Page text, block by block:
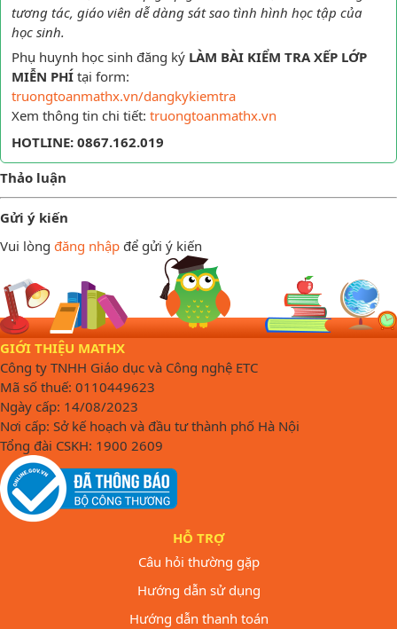
tương tác, giáo viên dễ dàng sát sao tình hình học tập của
học sinh.
Phụ huynh học sinh đăng ký LÀM BÀI KIỂM TRA XẾP LỚP
MIỄN PHÍ tại form:
truongtoanmathx.vn/dangkykiemtra
Xem thông tin chi tiết: truongtoanmathx.vn
HOTLINE: 0867.162.019
Thảo luận
Gửi ý kiến
Vui lòng đăng nhập để gửi ý kiến
GIỚI THIỆU MATHX
Công ty TNHH Giáo dục và Công nghệ ETC
Mã số thuế: 0110449623
Ngày cấp: 14/08/2023
Nơi cấp: Sở kế hoạch và đầu tư thành phố Hà Nội
Tổng đài CSKH: 1900 2609
HỖ TRỢ
Câu hỏi thường gặp
Hướng dẫn sử dụng
Hướng dẫn thanh toán